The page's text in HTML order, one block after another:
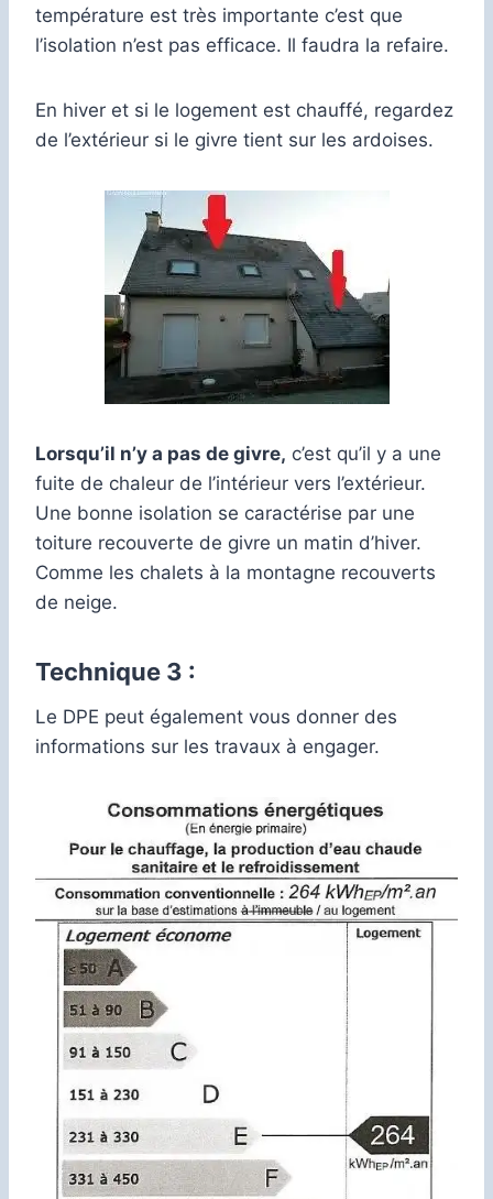
température est très importante c’est que
l’isolation n’est pas efficace. Il faudra la refaire.
En hiver et si le logement est chauffé, regardez
de l’extérieur si le givre tient sur les ardoises.
Lorsqu’il n’y a pas de givre, c’est qu’il y a une
fuite de chaleur de l’intérieur vers l’extérieur.
Une bonne isolation se caractérise par une
toiture recouverte de givre un matin d’hiver.
Comme les chalets à la montagne recouverts
de neige.
Technique 3 :
Le DPE peut également vous donner des
informations sur les travaux à engager.